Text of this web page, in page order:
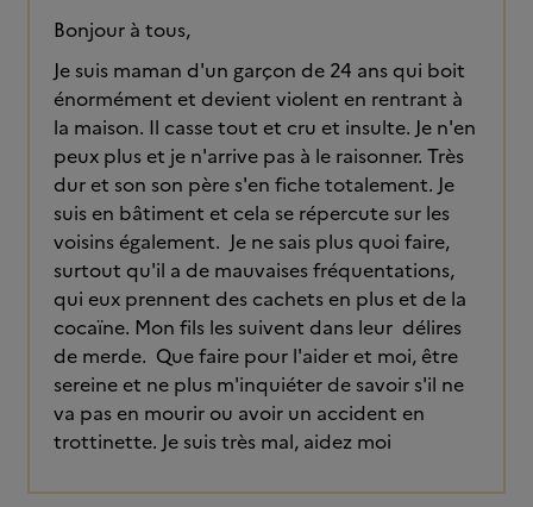
Bonjour à tous,
Je suis maman d'un garçon de 24 ans qui boit
énormément et devient violent en rentrant à
la maison. Il casse tout et cru et insulte. Je n'en
peux plus et je n'arrive pas à le raisonner. Très
dur et son son père s'en fiche totalement. Je
suis en bâtiment et cela se répercute sur les
voisins également. Je ne sais plus quoi faire,
surtout qu'il a de mauvaises fréquentations,
qui eux prennent des cachets en plus et de la
cocaïne. Mon fils les suivent dans leur délires
de merde. Que faire pour l'aider et moi, être
sereine et ne plus m'inquiéter de savoir s'il ne
va pas en mourir ou avoir un accident en
trottinette. Je suis très mal, aidez moi